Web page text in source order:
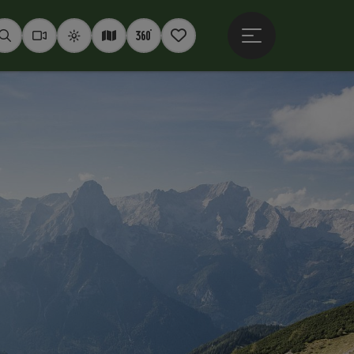
SuchenWebcams
WetterInteraktive Karte
360° Panoramen
Merkzettel